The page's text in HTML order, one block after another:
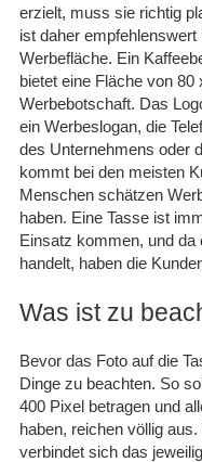
erzielt, muss sie richtig
ist daher
Werbefläche. Ein
bietet eine Fläche von
Werbebotschaft. Das
ein Werbeslogan, die
des Unternehmens oder
kommt bei den meisten
Menschen schätzen
haben. Eine Tasse ist
Einsatz kommen, und
handelt, haben die
Was ist zu
Bevor das Foto auf die
Dinge zu beachten. So
400 Pixel betragen und
haben, reichen völlig
verbindet sich das